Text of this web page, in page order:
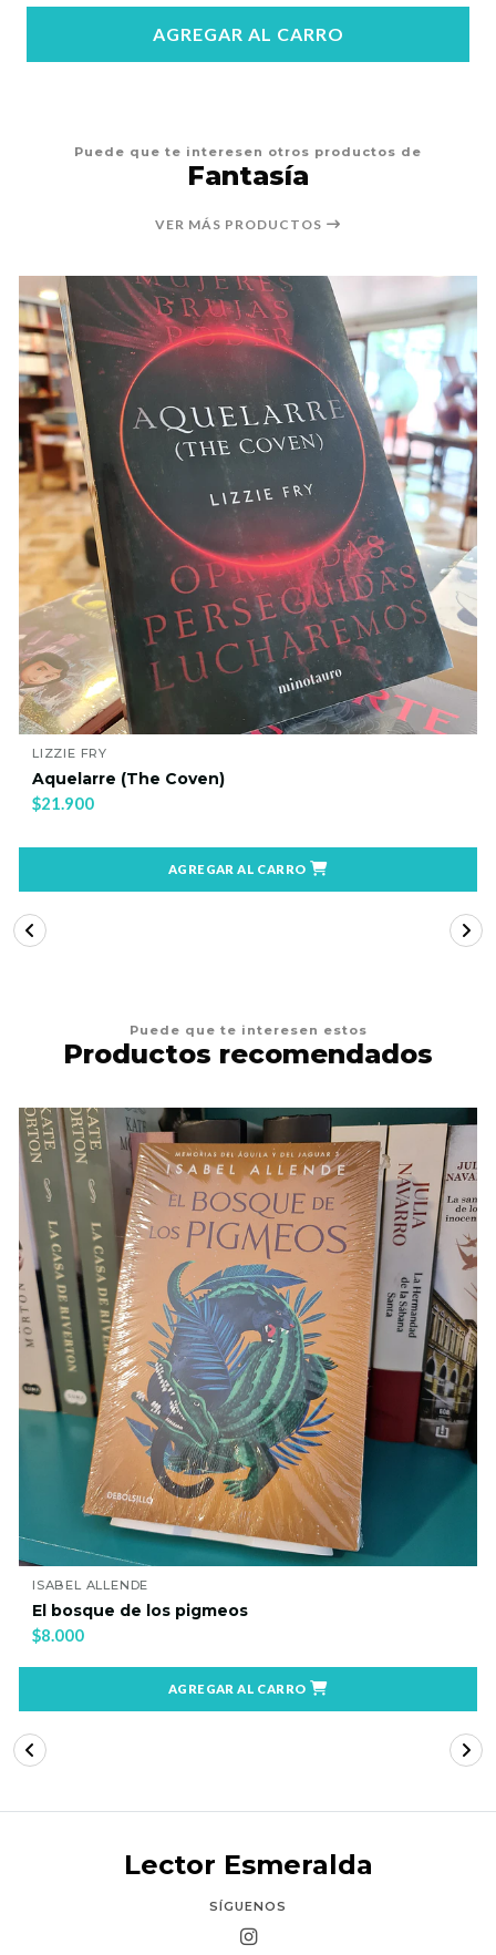
AGREGAR AL CARRO
Puede que te interesen otros productos de
Fantasía
VER MÁS PRODUCTOS
LIZZIE FRY
Aquelarre (The Coven)
$21.900
AGREGAR AL CARRO
Puede que te interesen estos
Productos recomendados
ISABEL ALLENDE
El bosque de los pigmeos
$8.000
AGREGAR AL CARRO
Lector Esmeralda
SÍGUENOS